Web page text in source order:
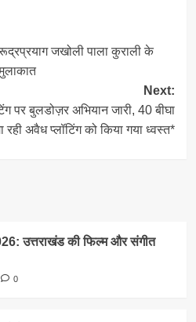
जखोली पाला कुराली के
Next:
पर बुलडोज़र अभियान जारी, 40 बीघा
अवैध प्लॉटिंग को किया गया ध्वस्त*
उत्तराखंड की फिल्म और संगीत
0